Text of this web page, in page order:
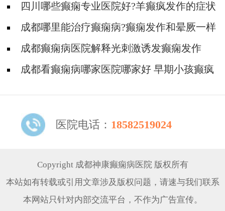
作有什么其他症状?
四川哪些癫痫专业医院好?羊癫疯发作的症状
有哪些?
成都哪里能治疗癫痫病?癫痫发作和晕厥一样
吗?成都癫痫病医院解释光刺激诱发癫痫发作
成都看癫痫病哪家医院哪家好 早期小孩癫疯
医院电话： 18582519024
Copyright 成都神康癫痫病医院 版权所有
本站如有转载或引用文章涉及版权问题，请速与我们联系
本网站只针对内部交流平台，不作为广告宣传。